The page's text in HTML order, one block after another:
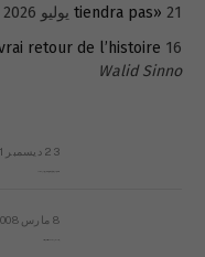
tiendra pas» 21 يوليو 2026
retour de l’histoire 16 يوليو 2026
Walid Sinno
23 ديسمبر 2011
8 مارس 2008